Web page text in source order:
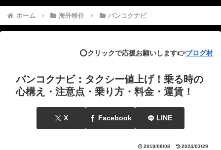
ホーム 海外移住 バンコクナビ
⭕️クリックで応援お願いします👉ブログ村
バンコクナビ：タクシー値上げ！乗る時の
心構え・注意点・乗り方・料金・運賃！
X Facebook LINE
2019/08/08 2024/03/29